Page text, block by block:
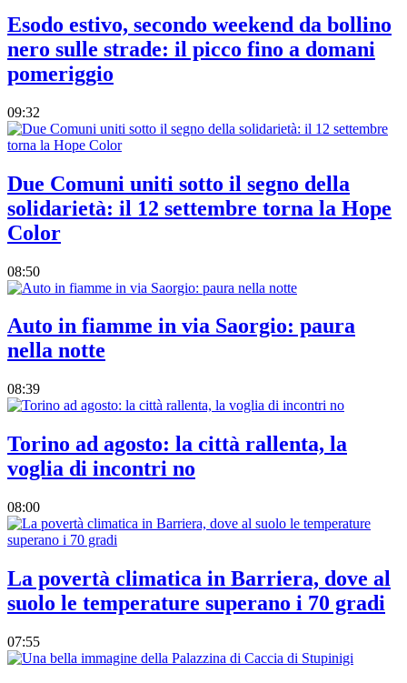
Esodo estivo, secondo weekend da bollino
nero sulle strade: il picco fino a domani
pomeriggio
09:32
Due Comuni uniti sotto il segno della
solidarietà: il 12 settembre torna la Hope
Color
08:50
Auto in fiamme in via Saorgio: paura
nella notte
08:39
Torino ad agosto: la città rallenta, la
voglia di incontri no
08:00
La povertà climatica in Barriera, dove al
suolo le temperature superano i 70 gradi
07:55